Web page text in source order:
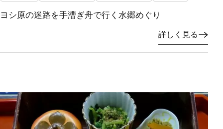
ヨシ原の迷路を手漕ぎ舟で行く水郷めぐり
詳しく見る